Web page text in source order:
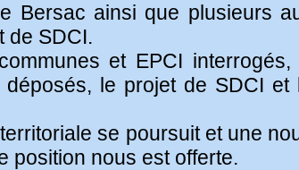
Bersac ainsi que plusieurs
de SDCI.
et EPCI
le projet de SDCI
se poursuit et une
position nous est offerte.